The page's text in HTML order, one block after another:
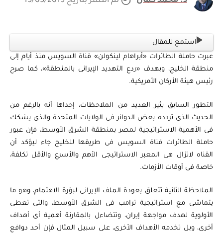
استمع للمقال
عبرت حاملة الطائرات «أبراهام لينكولن» قناة السويس منذ أيام إلى
منطقة الخليج، وبهدف «ردع التهديد الإيرانى بالمنطقة»، كما صرح
رئيس هيئة الأركان الأمريكية.
التطور السابق يثير العديد من الملاحظات، إحداها أنه بالرغم من
الحديث الذى تردده بعض الدوائر فى الولايات المتحدة والذى يشكك
فى الأهمية الاستراتيجية لمصر بمنطقة الشرق الأوسط، فإن عبور
حاملة الطائرات قناة السويس فى طريقها للخليج جاء ليؤكد أن
القناه لاتزال هى المعبر الاستراتيجى الأهم والأسرع والأقل تكلفة،
خاصة فى أوقات الأزمات.
الملاحظة الثانية تتعلق بعودة الملف الإيرانى لبؤرة الاهتمام، وهو ما
يتماشى مع استراتيجية ترامب فى الشرق الأوسط، والتى تعطى
الأولوية لهدف مواجهة إيران، وتتضاءل بالمقارنة أهمية أى أهداف
أخرى، وبل تخدمه الأهداف الأخرى، على سبيل المثال فإن أحد دوافع